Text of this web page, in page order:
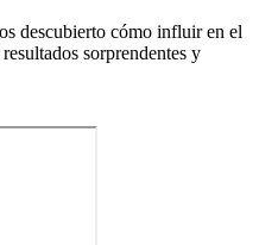
descubierto cómo influir en el
sorprendentes y